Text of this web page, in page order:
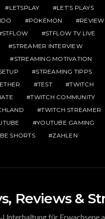
LETSPLAY
LET’S PLAYS
POKÉMON
REVIEW
STFLOW
STFLOW TV LIVE
STREAMER INTERVIEW
STREAMING MOTIVATION
STREAMING TIPPS
TEST
TWITCH
TWITCH COMMUNITY
TWITCH STREAMER
YOUTUBE GAMING
SHORTS
ZAHLEN
Reviews &
für Erwachsene